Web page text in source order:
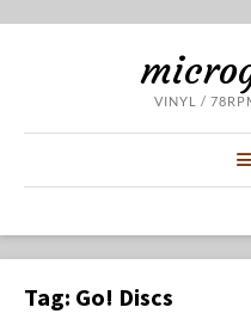
VINYL /
Tag: Go! Discs